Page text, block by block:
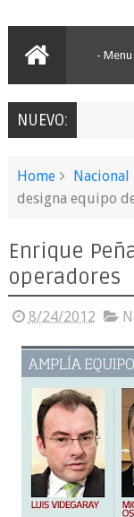
NUEVO:
Home Nacional
designa equipo
Enrique
operadores
8/24/2012